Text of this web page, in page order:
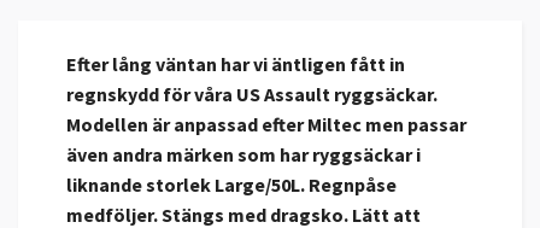
Efter lång väntan har vi äntligen fått in
regnskydd för våra US Assault ryggsäckar.
Modellen är anpassad efter Miltec men passar
även andra märken som har ryggsäckar i
liknande storlek Large/50L. Regnpåse
medföljer. Stängs med dragsko. Lätt att